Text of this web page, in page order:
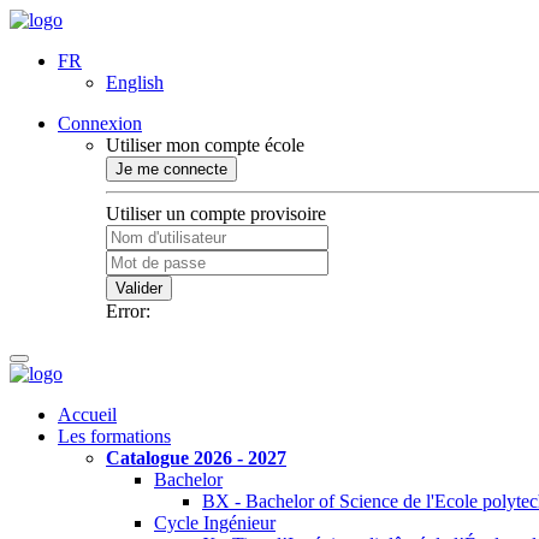
FR
English
Connexion
Utiliser mon compte école
Je me connecte
Utiliser un compte provisoire
Valider
Error:
Accueil
Les formations
Catalogue 2026 - 2027
Bachelor
BX - Bachelor of Science de l'Ecole
Cycle Ingénieur